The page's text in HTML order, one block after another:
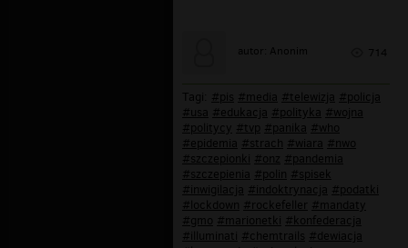
autor: Anonim 714
Tagi: #pis #media #telewizja #policja
#usa #edukacja #polityka #wojna
#politycy #tvp #panika #who
#epidemia #strach #wiara #nwo
#szczepionki #onz #pandemia
#szczepienia #polin #spisek
#inwigilacja #indoktrynacja #podatki
#lockdown #rockefeller #mandaty
#gmo #marionetki #konfederacja
#illuminati #chemtrails #dewiacja